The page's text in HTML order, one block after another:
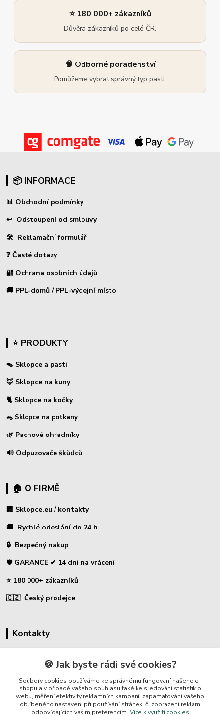
⭐ 180 000+ zákazníků
Důvěra zákazníků po celé ČR.
🧠 Odborné poradenství
Pomůžeme vybrat správný typ pasti.
📦 INFORMACE
📊 Obchodní podmínky
↩ Odstoupení od smlouvy
🛠 Reklamační formulář
❓ Časté dotazy
🔐 Ochrana osobních údajů
🚚 PPL-domů / PPL-výdejní místo
⭐ PRODUKTY
🪤 Sklopce a pasti
🦊 Sklopce na kuny
🐈 Sklopce na kočky
🐀 Sklopce na potkany
🌿 Pachové ohradníky
🔊 Odpuzovače škůdců
🏠 O FIRMĚ
🏢 Sklopce.eu / kontakty
🚚 Rychlé odeslání do 24 h
🔒 Bezpečný nákup
🛡️ GARANCE ✔ 14 dní na vrácení
⭐ 180 000+ zákazníků
🇨🇿 Český prodejce
Kontakty
🛡️ Zákaznická podpora
📞 728 007 997
⏰ Po-Pá | 7:00 - 13:30 |
🍪 Jak byste rádi své cookies?
Soubory cookies používáme ke správnému fungování našeho e-
shopu a v případě vašeho souhlasu také ke sledování statistik o
webu, měření efektivity reklamních kampaní, zapamatování vašeho
oblíbeného nastavení při používání stránek, či zobrazení reklam
odpovídajících vašim preferencím. Více k využití cookies